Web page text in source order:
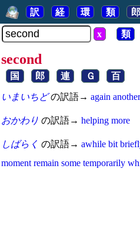
訳 経 環 類 郎
x 類
second
国 郎 連 Ｇ 百
いまいちどの訳語→ again another
おかわり の訳語→ helping more
しばらく の訳語→ awhile bit
moment remain some temporarily